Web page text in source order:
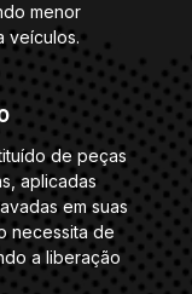
menor
veículos.
de peças
aplicadas
em suas
necessita de
a liberação